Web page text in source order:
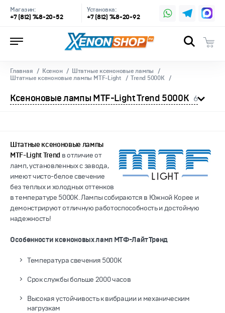
Магазин:
+7 (812) 748-20-52
Установка:
+7 (812) 748-20-92
Главная Ксенон
Штатные ксеноновые лампы
Штатные ксеноновые лампы MTF-Light
Trend 5000K
Ксеноновые лампы MTF-Light Trend 5000K 6
Штатные ксеноновые лампы
MTF-Light Trendв отличие от
ламп, установленных с завода,
имеют чисто-белое свечение
без теплых и холодных оттенков
в температуре 5000K. Лампы собираются в Южной Корее и
демонстрируют отличную работоспособность и достойную
надежность!
Особенности ксеноновых ламп МТФ-Лайт Тренд
Температура свечения 5000К
Срок службы больше 2000 часов
Высокая устойчивость к вибрации и механическим
нагрузкам